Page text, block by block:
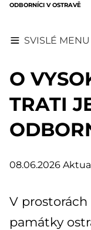
ODBORNÍCI V OSTRAVĚ
SVISLÉ MENU
O
TRATI
08.06.2026
V
památky